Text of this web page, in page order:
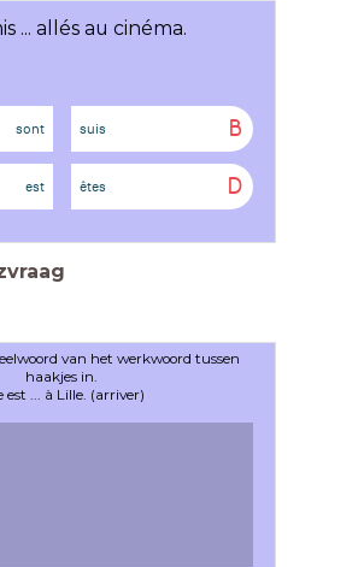
... allés au cinéma.
sont B
suis
est D
êtes
van het werkwoord tussen
haakjes in.
est ... à Lille. (arriver)